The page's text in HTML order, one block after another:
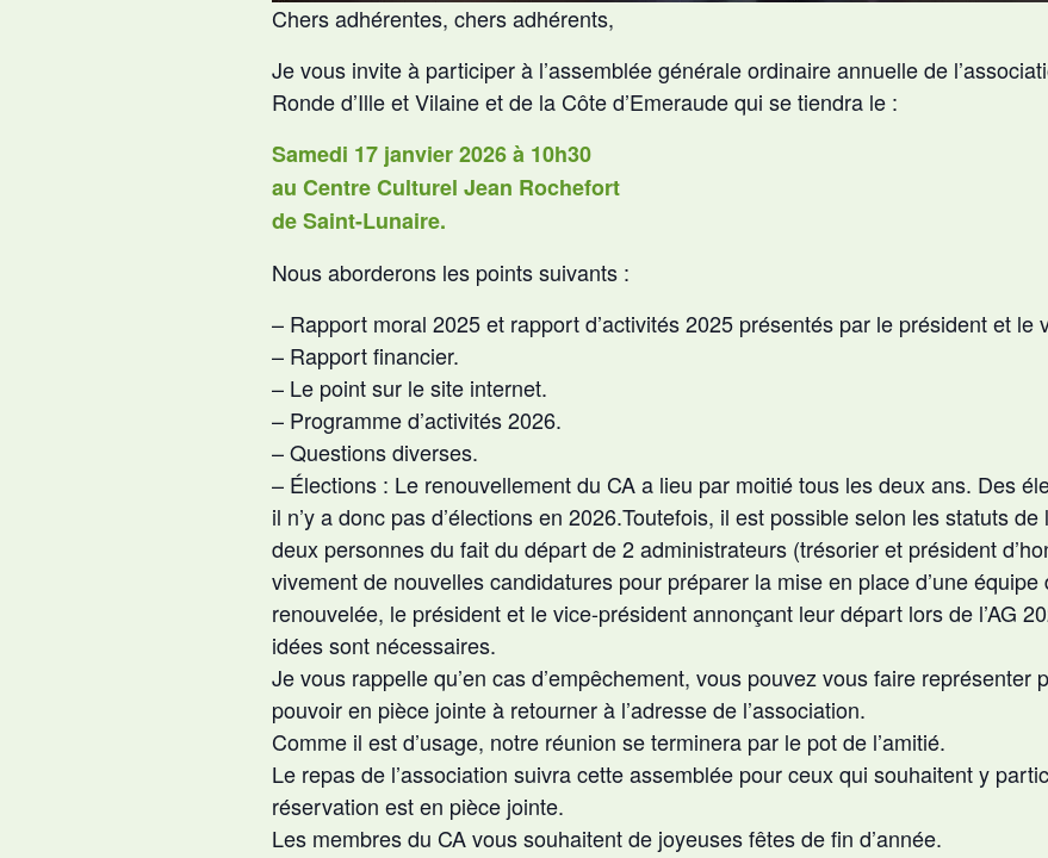
Chers adhérentes, chers adhérents,
Je vous invite à participer à l’assemblée générale ordinaire annuelle de
Ronde d’Ille et Vilaine et de la Côte d’Emeraude qui se tiendra le :
Samedi 17 janvier 2026 à 10h30
au Centre Culturel Jean Rochefort
de Saint-Lunaire.
Nous aborderons les points suivants :
– Rapport moral 2025 et rapport d’activités 2025 présentés par le président et le
– Rapport financier.
– Le point sur le site internet.
– Programme d’activités 2026.
– Questions diverses.
– Élections : Le renouvellement du CA a lieu par moitié tous les deux ans. Des
il n’y a donc pas d’élections en 2026.Toutefois, il est possible selon les statuts de
deux personnes du fait du départ de 2 administrateurs (trésorier et président
vivement de nouvelles candidatures pour préparer la mise en place d’une
renouvelée, le président et le vice-président annonçant leur départ lors de l’AG
idées sont nécessaires.
Je vous rappelle qu’en cas d’empêchement, vous pouvez vous faire représenter
pouvoir en pièce jointe à retourner à l’adresse de l’association.
Comme il est d’usage, notre réunion se terminera par le pot de l’amitié.
Le repas de l’association suivra cette assemblée pour ceux qui souhaitent y
réservation est en pièce jointe.
Les membres du CA vous souhaitent de joyeuses fêtes de fin d’année.